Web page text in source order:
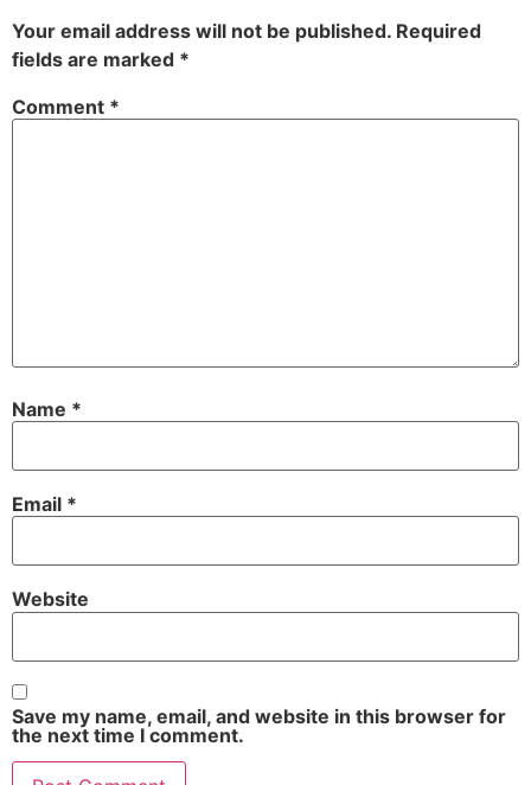
Your email address will not be published. Required
fields are marked *
Comment *
Name *
Email *
Website
Save my name, email, and website in this browser for
the next time I comment.